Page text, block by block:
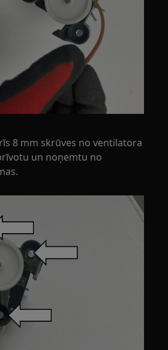
8 mm skrūves no ventilatora
un noņemtu no